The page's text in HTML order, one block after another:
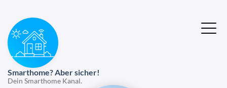
Smarthome? Aber sicher!
Dein Smarthome Kanal.